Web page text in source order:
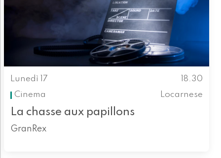
Lunedì 17
18.30
Cinema
Locarnese
La chasse aux papillons
GranRex